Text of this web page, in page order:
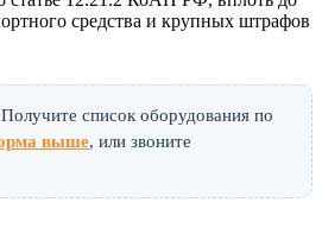
средства и крупных штрафов
список оборудования по
выше, или звоните